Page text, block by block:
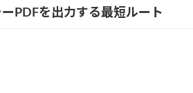
PDFを出力する最短ルート